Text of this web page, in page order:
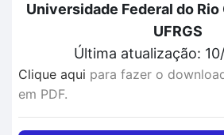
Universidade Federal do Rio
UFRGS
Última atualização:
Clique aqui para fazer o
em PDF.